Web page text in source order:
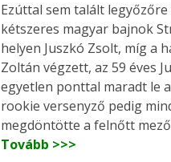
Ezúttal sem talált legyőzőre
kétszeres magyar bajnok
helyen Juszkó Zsolt, míg a
Zoltán végzett, az 59 éves
egyetlen ponttal maradt le
rookie versenyző pedig
megdöntötte a felnőtt
Tovább >>>